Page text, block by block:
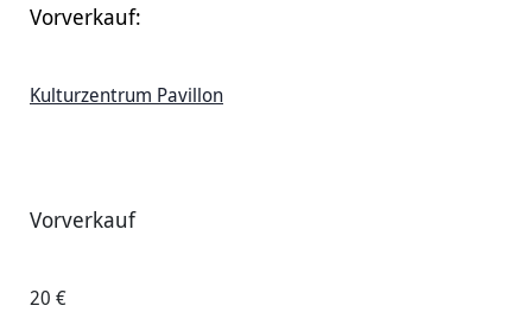
Vorverkauf:
Kulturzentrum Pavillon
Vorverkauf
20 €